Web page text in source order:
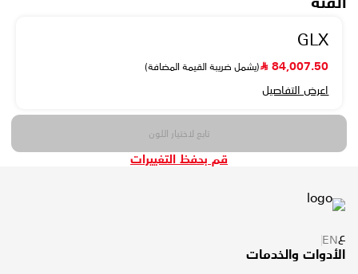
الفئات
(يشمل ضريبة القيمة المضافة)
قم بحفظ التغييرات
عEN
الأدوات والخدمات